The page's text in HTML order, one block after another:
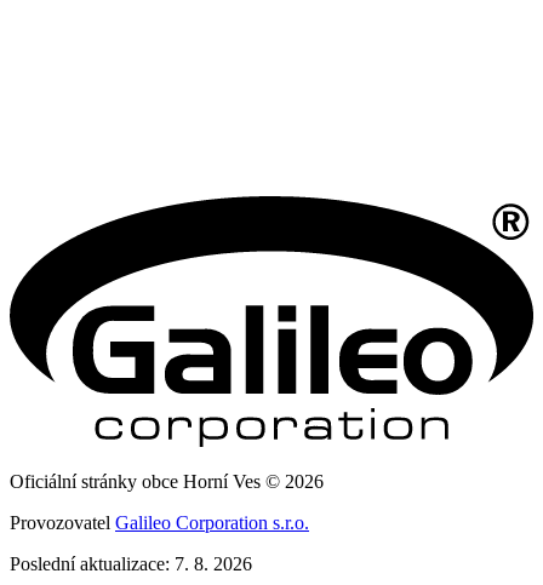
Oficiální stránky obce Horní Ves © 2026
Provozovatel Galileo Corporation s.r.o.
Poslední aktualizace: 7. 8. 2026